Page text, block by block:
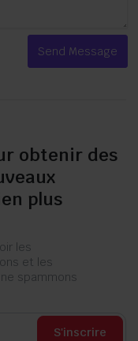
obtenir des
plus
les
et les
spammons
S'inscrire